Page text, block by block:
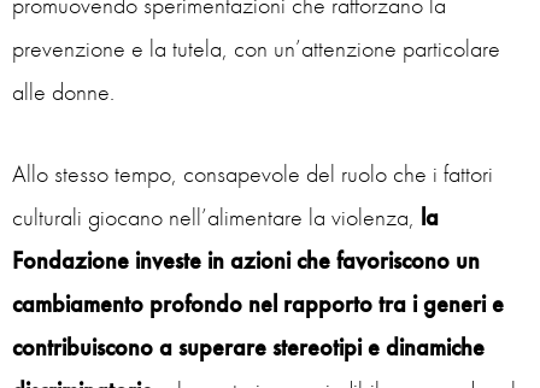
prevenzione e la tutela, con un’attenzione particolare
alle donne.
Allo stesso tempo, consapevole del ruolo che i fattori
culturali giocano nell’alimentare la violenza, la
Fondazione investe in azioni che favoriscono un
cambiamento profondo nel rapporto tra i generie
contribuiscono a superare stereotipi e dinamiche